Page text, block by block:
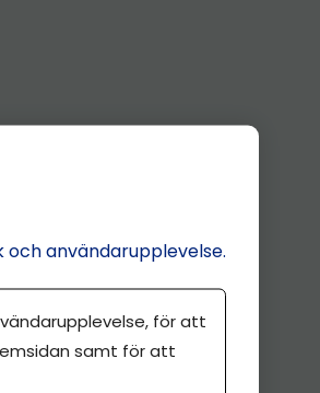
och användarupplevelse.
för att
samt för att